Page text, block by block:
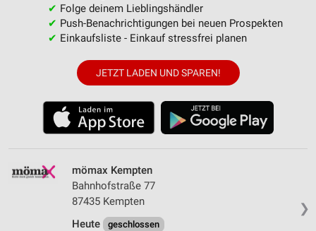
✔ Folge deinem Lieblingshändler
✔ Push-Benachrichtigungen bei neuen Prospekten
✔ Einkaufsliste - Einkauf stressfrei planen
JETZT LADEN UND SPAREN!
❯
mömax Kempten
Bahnhofstraße 77
87435 Kempten
Heute
geschlossen